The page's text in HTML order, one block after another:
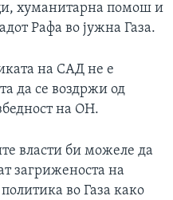
хуманитарна помош и
Рафа во јужна Газа.
на САД не е
да се воздржи од
на ОН.
власти би можеле да
загриженоста на
во Газа како